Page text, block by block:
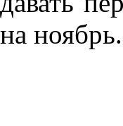
на ноябрь.